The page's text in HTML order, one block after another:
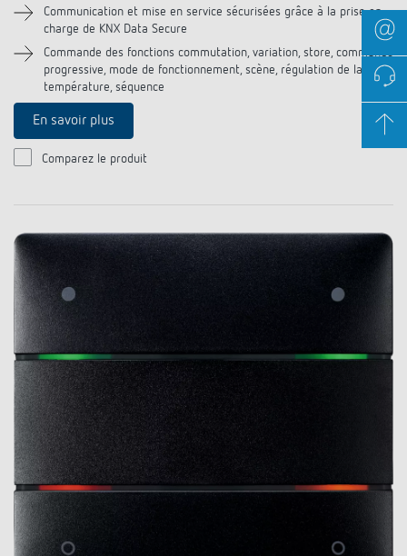
Communication et mise en service sécurisées grâce à la prise en
charge de KNX Data Secure
Commande des fonctions commutation, variation, store, commande
progressive, mode de fonctionnement, scène, régulation de la
température, séquence
En savoir plus
Comparez le produit